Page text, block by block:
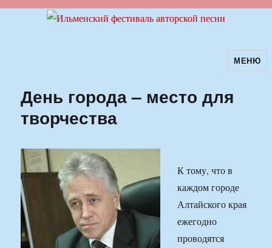
Ильменский фестиваль авторскойМЕНЮ
День города – место для
творчества
К тому, что в
каждом городе
Алтайского края
ежегодно
проводятся